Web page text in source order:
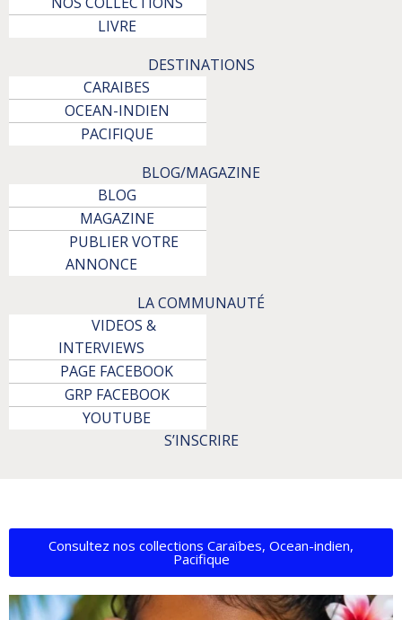
LIVRE
DESTINATIONS
CARAIBES
OCEAN-INDIEN
PACIFIQUE
BLOG/MAGAZINE
BLOG
MAGAZINE
PUBLIER VOTRE
ANNONCE
LA COMMUNAUTÉ
VIDEOS &
INTERVIEWS
PAGE FACEBOOK
GRP FACEBOOK
YOUTUBE
S’INSCRIRE
Consultez nos collections Caraïbes, Ocean-indien,
Pacifique